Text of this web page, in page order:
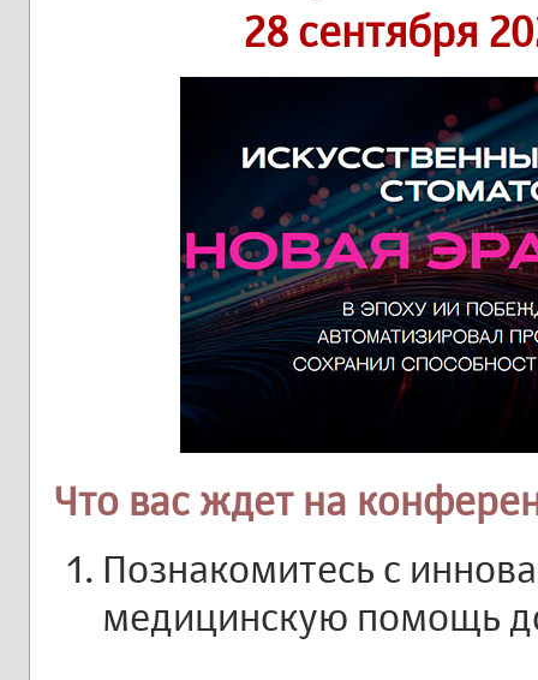
‪28 сентября
Что вас ждет на
Познакомитесь с
медицинскую помощь